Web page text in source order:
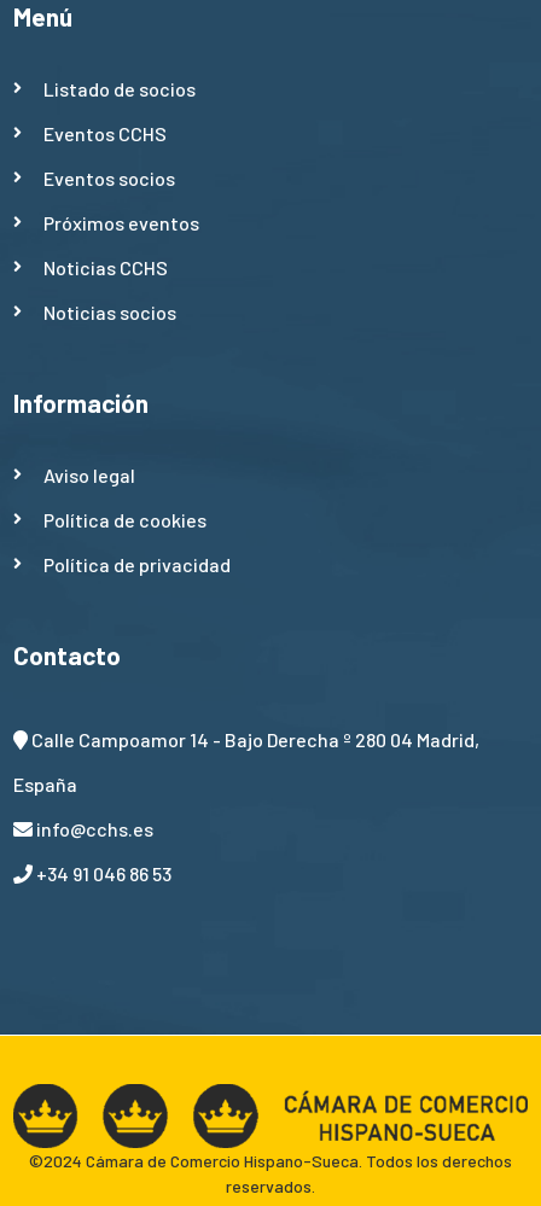
Menú
Listado de socios
Eventos CCHS
Eventos socios
Próximos eventos
Noticias CCHS
Noticias socios
Información
Aviso legal
Política de cookies
Política de privacidad
Contacto
Calle Campoamor 14 - Bajo Derecha º 280 04 Madrid,
España
info@cchs.es
+34 91 046 86 53
©2024 Cámara de Comercio Hispano-Sueca. Todos los derechos
reservados.